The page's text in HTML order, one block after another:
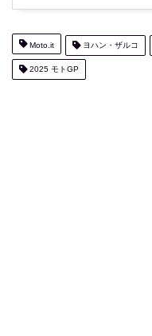
Moto.it ヨハン・ザルコ
2025 モトGP